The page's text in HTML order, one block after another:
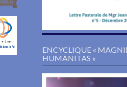
ENCYCLIQUE «
HUMANITAS »